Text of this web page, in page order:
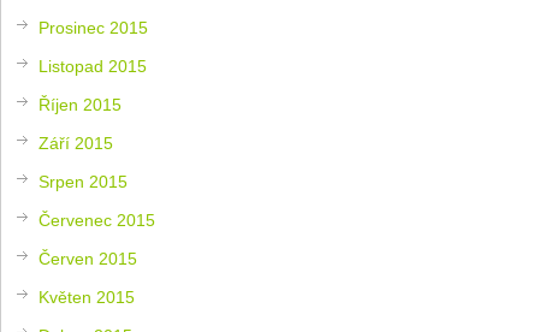
Prosinec 2015
Listopad 2015
Říjen 2015
Září 2015
Srpen 2015
Červenec 2015
Červen 2015
Květen 2015